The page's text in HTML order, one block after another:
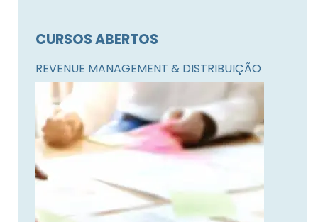
CURSOS ABERTOS
REVENUE MANAGEMENT & DISTRIBUIÇÃO